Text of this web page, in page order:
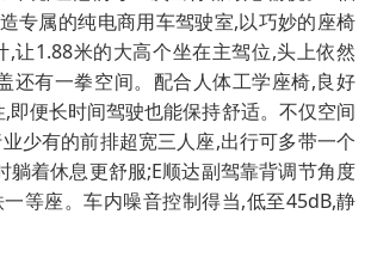
专属的纯电商用车驾驶室,以巧妙的座椅
,让1.88米的大高个坐在主驾位,头上依然
还有一拳空间。配合人体工学座椅,良好
即便长时间驾驶也能保持舒适。不仅空间
少有的前排超宽三人座,出行可多带一个
躺着休息更舒服;E顺达副驾靠背调节角度
等座。车内噪音控制得当,低至45dB,静